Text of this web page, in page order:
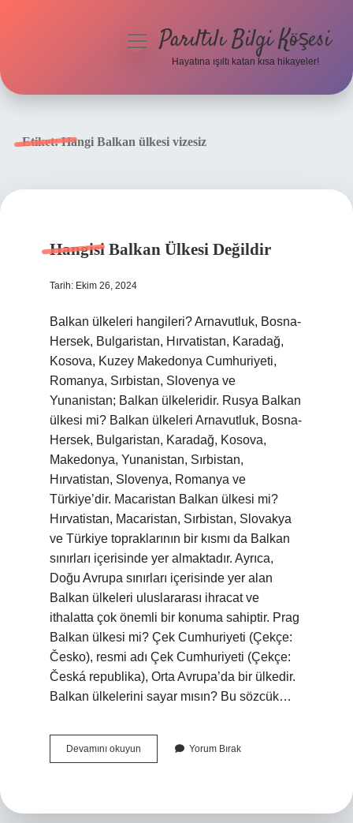
menüyüParıltılı Bilgi Köşesi
Hayatına ışıltı katan kısa hikayeler!
Etiket:Hangi Balkan ülkesi vizesiz
Hangisi Balkan Ülkesi Değildir
Tarih: Ekim 26, 2024
Balkan ülkeleri hangileri? Arnavutluk, Bosna-
Hersek, Bulgaristan, Hırvatistan, Karadağ,
Kosova, Kuzey Makedonya Cumhuriyeti,
Romanya, Sırbistan, Slovenya ve
Yunanistan; Balkan ülkeleridir. Rusya Balkan
ülkesi mi? Balkan ülkeleri Arnavutluk, Bosna-
Hersek, Bulgaristan, Karadağ, Kosova,
Makedonya, Yunanistan, Sırbistan,
Hırvatistan, Slovenya, Romanya ve
Türkiye’dir. Macaristan Balkan ülkesi mi?
Hırvatistan, Macaristan, Sırbistan, Slovakya
ve Türkiye topraklarının bir kısmı da Balkan
sınırları içerisinde yer almaktadır. Ayrıca,
Doğu Avrupa sınırları içerisinde yer alan
Balkan ülkeleri uluslararası ihracat ve
ithalatta çok önemli bir konuma sahiptir. Prag
Balkan ülkesi mi? Çek Cumhuriyeti (Çekçe:
Česko), resmi adı Çek Cumhuriyeti (Çekçe:
Česká republika), Orta Avrupa’da bir ülkedir.
Balkan ülkelerini sayar mısın? Bu sözcük…
Devamını okuyun
Balkan
Yorum Bırak